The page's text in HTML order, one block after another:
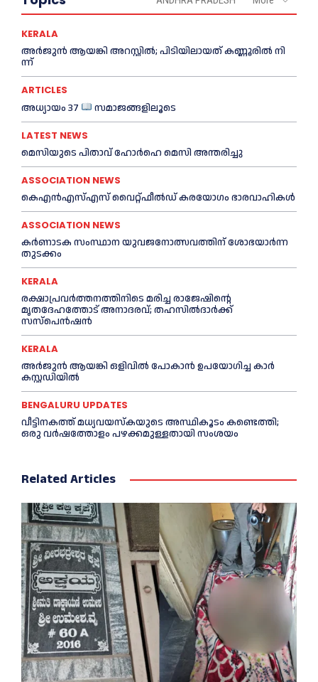
KERALA
അ​ർ​ജു​ൻ ആ​യ​ങ്കി അ​റ​സ്റ്റി​ൽ; പി​ടി​യി​ലാ​യ​ത് ക​ണ്ണൂ​രി​ൽ നി​
ന്ന്
ARTICLES
അധ്യായം 37 സമാജങ്ങളിലൂടെ
LATEST NEWS
മെ​സിയുടെ പിതാവ് ഹോർഹെ മെ​സി അന്തരിച്ചു
ASSOCIATION NEWS
കെഎൻഎസ്എസ് വൈറ്റ്ഫീൽഡ് കരയോഗം ഭാരവാഹികള്‍
ASSOCIATION NEWS
കര്‍ണാടക സംസ്ഥാന യുവജനോത്സവത്തിന് ശോഭയാർന്ന
തുടക്കം
KERALA
രക്ഷാപ്രവർത്തനത്തിനിടെ മരിച്ച രാജേഷിന്റെ
മൃതദേഹത്തോട് അനാദരവ്; തഹസിൽദാർക്ക്
സസ്പെൻഷൻ
KERALA
അര്‍ജുന്‍ ആയങ്കി ഒളിവില്‍ പോകാന്‍ ഉപയോഗിച്ച കാര്‍
കസ്റ്റഡിയില്‍
BENGALURU UPDATES
വീട്ടിനകത്ത് മധ്യവയസ്കയുടെ അസ്ഥികൂടം കണ്ടെത്തി;
ഒരു വര്‍ഷത്തോളം പഴക്കമുള്ളതായി സംശയം
Related Articles